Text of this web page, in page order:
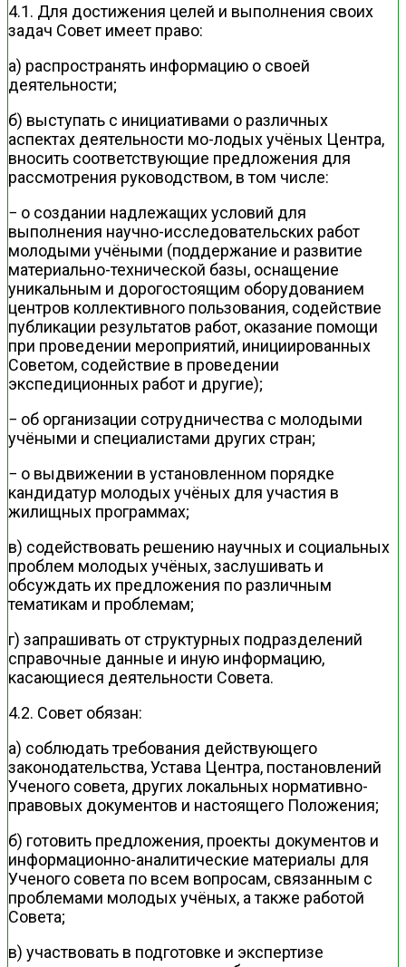
4.1. Для достижения целей и выполнения своих
задач Совет имеет право:
а) распространять информацию о своей
деятельности;
б) выступать с инициативами о различных
аспектах деятельности мо-лодых учёных Центра,
вносить соответствующие предложения для
рассмотрения руководством, в том числе:
− о создании надлежащих условий для
выполнения научно-исследовательских работ
молодыми учёными (поддержание и развитие
материально-технической базы, оснащение
уникальным и дорогостоящим оборудованием
центров коллективного пользования, содействие
публикации результатов работ, оказание помощи
при проведении мероприятий, инициированных
Советом, содействие в проведении
экспедиционных работ и другие);
− об организации сотрудничества с молодыми
учёными и специалистами других стран;
− о выдвижении в установленном порядке
кандидатур молодых учёных для участия в
жилищных программах;
в) содействовать решению научных и социальных
проблем молодых учёных, заслушивать и
обсуждать их предложения по различным
тематикам и проблемам;
г) запрашивать от структурных подразделений
справочные данные и иную информацию,
касающиеся деятельности Совета.
4.2. Совет обязан:
а) соблюдать требования действующего
законодательства, Устава Центра, постановлений
Ученого совета, других локальных нормативно-
правовых документов и настоящего Положения;
б) готовить предложения, проекты документов и
информационно-аналитические материалы для
Ученого совета по всем вопросам, связанным с
проблемами молодых учёных, а также работой
Совета;
в) участвовать в подготовке и экспертизе